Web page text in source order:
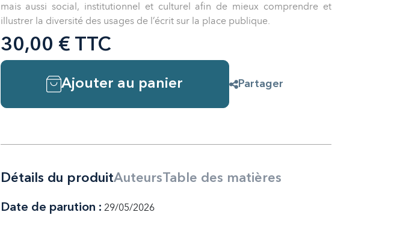
mais aussi social, institutionnel et culturel afin de mieux comprendre et
illustrer la diversité des usages de l’écrit sur la place publique.
30,00 € TTC
Ajouter au panier Partager
Détails du produitAuteursTable des matières
Date de parution : 29/05/2026